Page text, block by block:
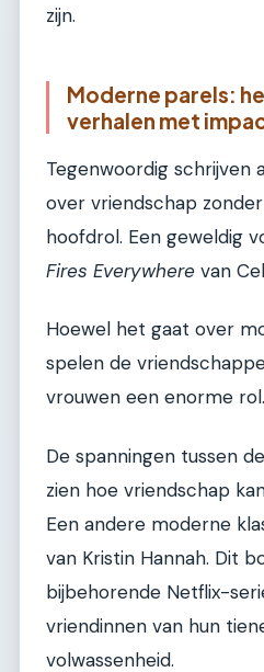
zijn.
Moderne parels:
verhalen met
Tegenwoordig schrijven
over vriendschap
hoofdrol. Een geweldig
Fires Everywhere van
Hoewel het gaat over
spelen de
vrouwen een enorme rol.
De spanningen tussen
zien hoe vriendschap
Een andere moderne
van Kristin Hannah. Dit
bijbehorende Netflix-
vriendinnen van hun
volwassenheid.